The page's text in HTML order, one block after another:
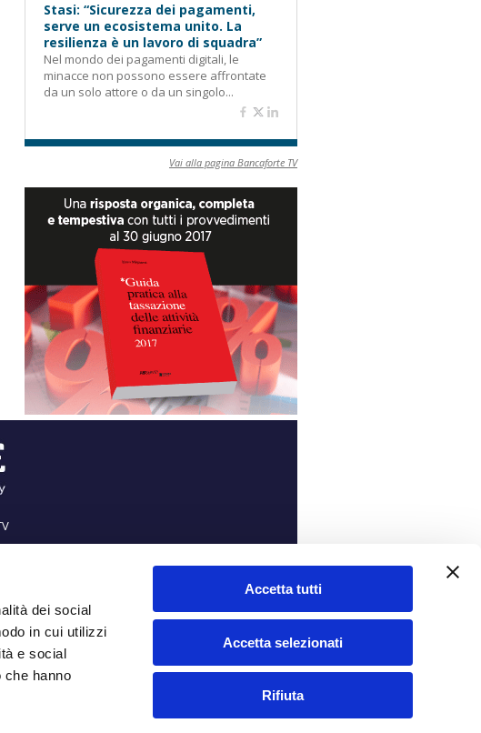
dei social
in cui utilizzi
e social
che hanno
Accetta tutti
Accetta selezionati
Rifiuta
Stasi: “Sicurezza dei pagamenti,
serve un ecosistema unito. La
resilienza è un lavoro di squadra”
Nel mondo dei pagamenti digitali, le
minacce non possono essere affrontate
da un solo attore o da un singolo...
Vai alla pagina Bancaforte TV